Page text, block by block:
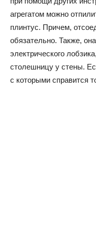
агрегатом можно
плинтус. Причем,
обязательно. Также,
электрического
столешницу у стены.
с которыми справится